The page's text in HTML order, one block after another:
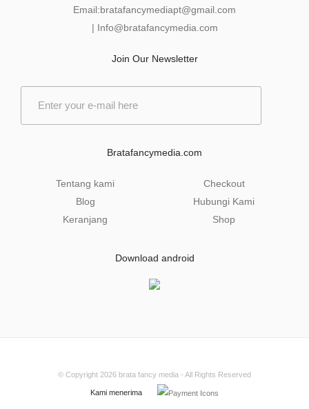
Email:bratafancymediapt@gmail.com
| Info@bratafancymedia .com
Join Our Newsletter
Bratafancymedia.com
Tentang kami
Blog
Keranjang
Checkout
Hubungi Kami
Shop
Download android
Kami menerima
© Copyright 2026 brata fancy media - All Rights Reserved